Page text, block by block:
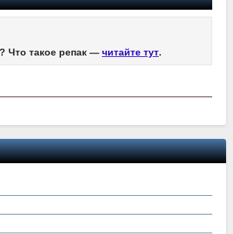
Что такое репак — читайте тут.